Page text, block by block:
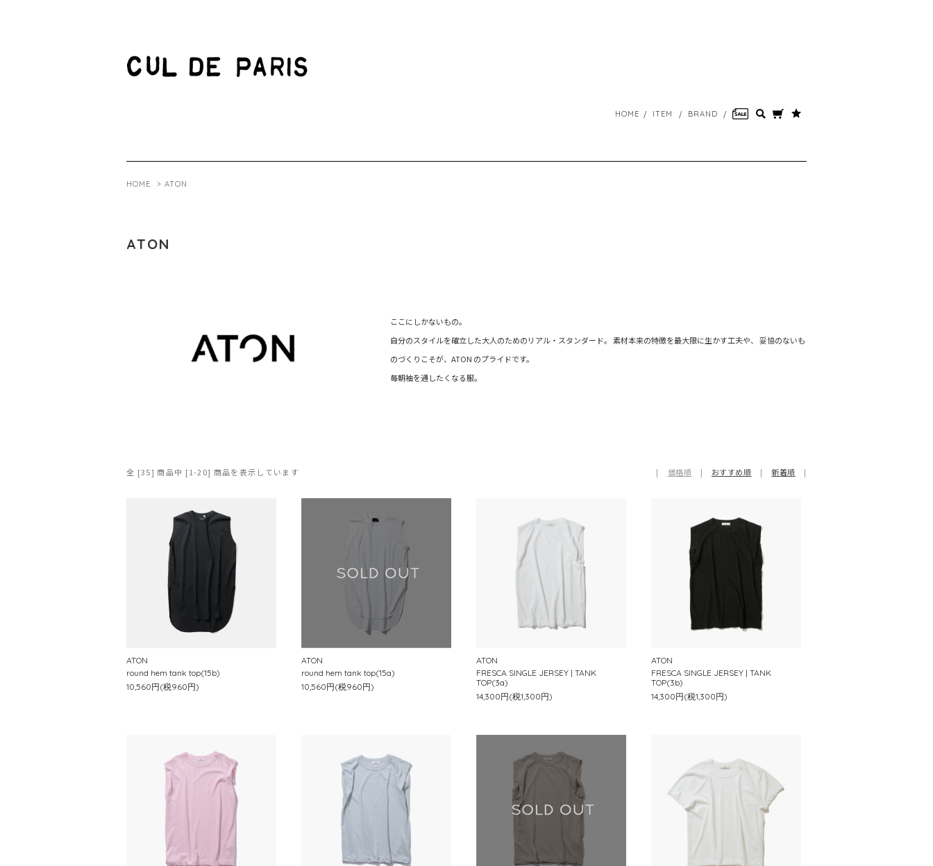
HOME ITEM BRAND
HOME > ATON
ATON
ここにしかないもの。
自分のスタイルを確立した大人のためのリアル・スタンダード。 素材本来の特徴を最大限に生かす工夫や、 妥協のないも
のづくりこそが、ATON のプライドです。
毎朝袖を通したくなる服。
全 [35] 商品中 [1-20] 商品を表示しています | 価格順 | おすすめ順 | 新着順 |
ATON
round hem tank top(15b)
10,560円(税960円)
ATON
round hem tank top(15a)
10,560円(税960円)
ATON
FRESCA SINGLE JERSEY | TANK
TOP(3a)
14,300円(税1,300円)
ATON
FRESCA SINGLE JERSEY | TANK
TOP(3b)
14,300円(税1,300円)